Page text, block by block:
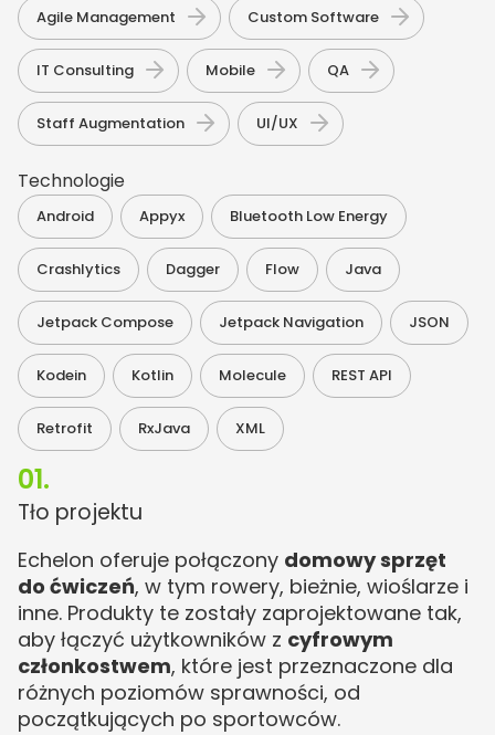
01.
Tło projektu
Echelon oferuje połączony domowy sprzęt
do ćwiczeń, w tym rowery, bieżnie, wioślarze i
inne. Produkty te zostały zaprojektowane tak,
aby łączyć użytkowników z cyfrowym
członkostwem, które jest przeznaczone dla
różnych poziomów sprawności, od
początkujących po sportowców.
Agile Management Custom Software
IT Consulting Mobile QA
Staff Augmentation UI/UX
Technologie
Android Appyx Bluetooth Low Energy
Crashlytics Dagger Flow Java
Jetpack Compose Jetpack Navigation JSON
Kodein Kotlin Molecule REST API
Retrofit RxJava XML